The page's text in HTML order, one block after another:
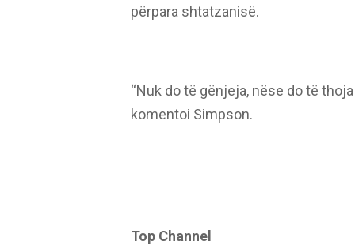
përpara shtatzanisë.
“Nuk do të gënjeja, nëse do të
komentoi Simpson.
Top Channel